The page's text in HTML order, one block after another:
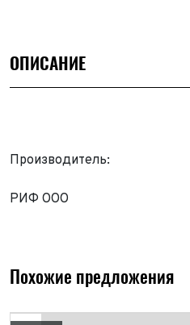
ОПИСАНИЕ
Производитель:
РИФ ООО
Похожие предложения
Имя*
Телефон*
ФИО*